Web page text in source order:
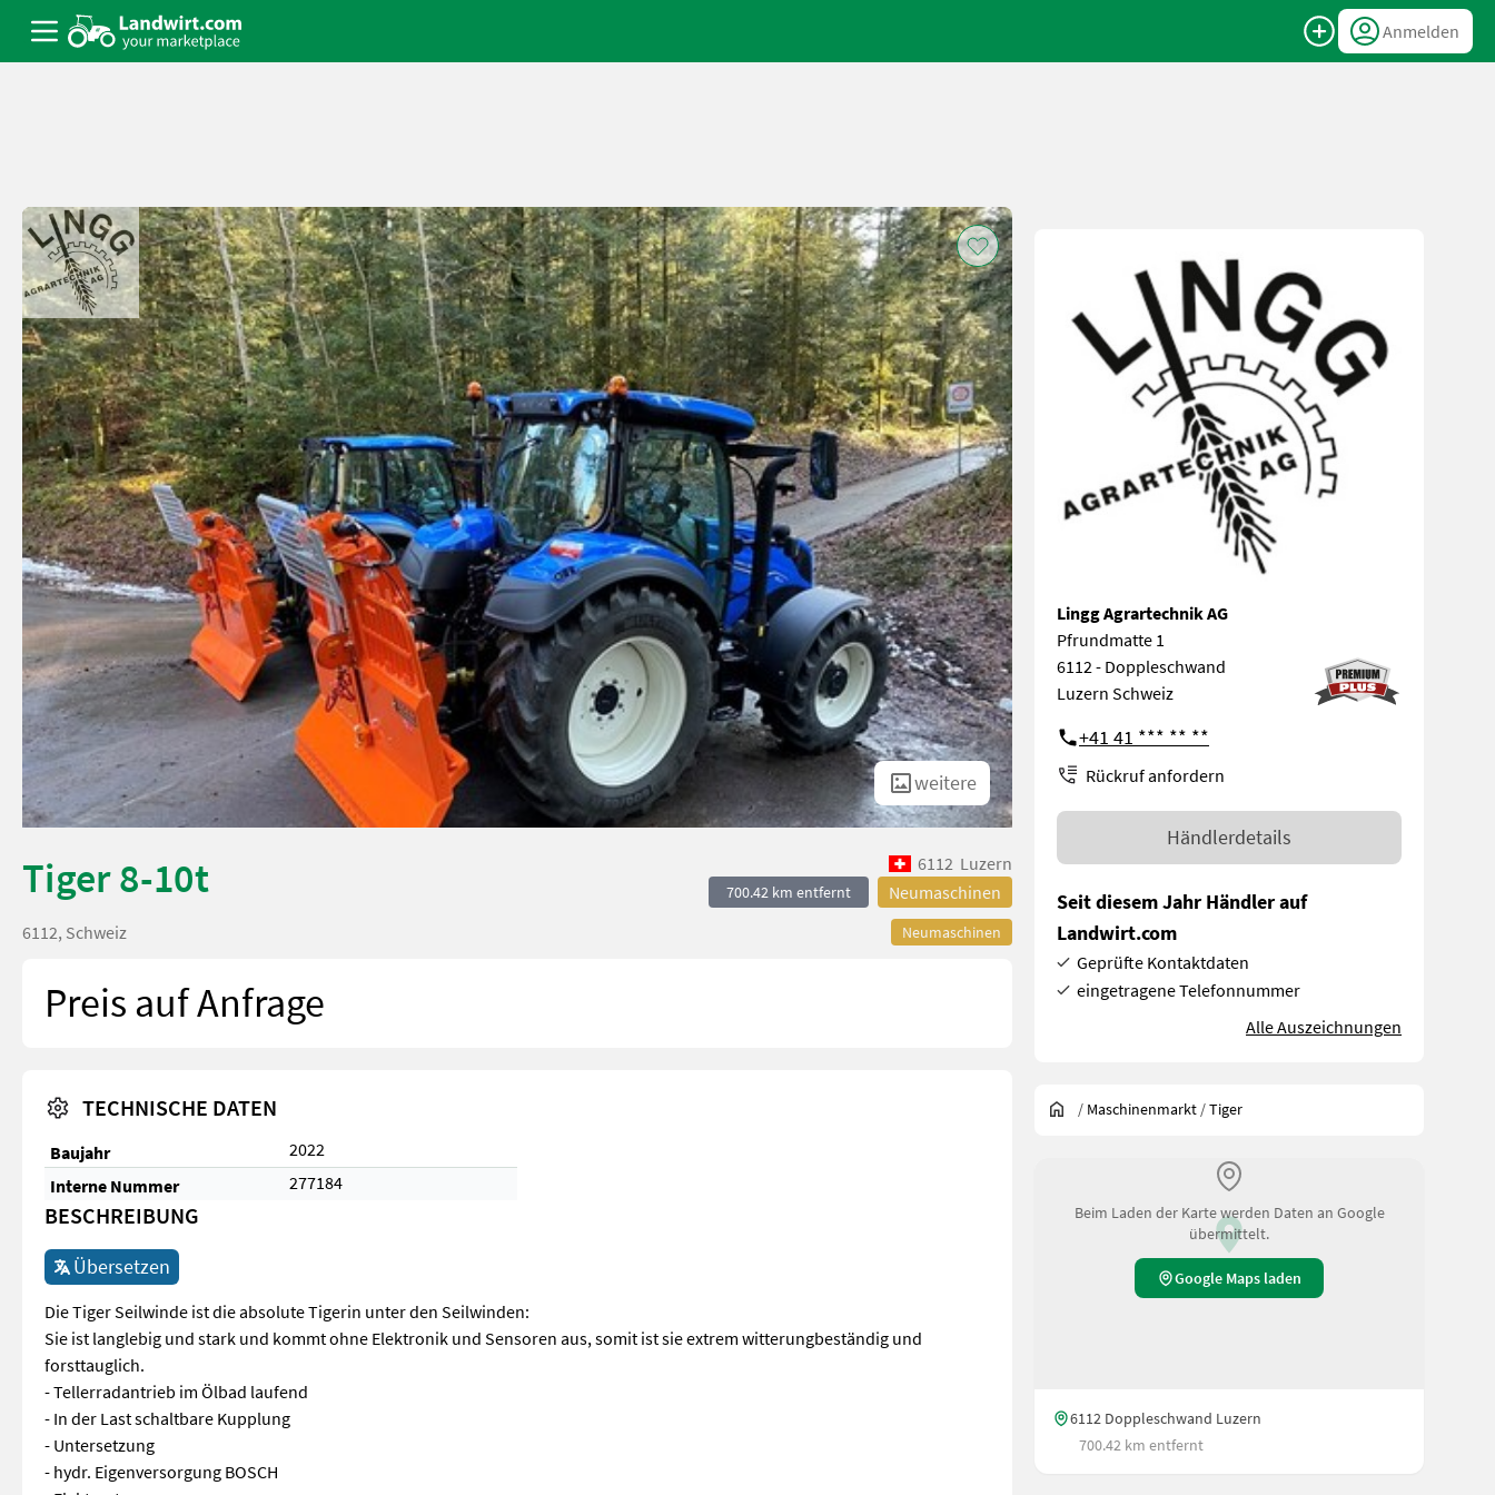
Anmelden
weitere
Tiger 8-10t 6112 Luzern
700.42 km entfernt Neumaschinen
Neumaschinen
6112, Schweiz
Preis auf Anfrage
TECHNISCHE DATEN
Baujahr
2022
Interne Nummer
277184
BESCHREIBUNG
Übersetzen
Die Tiger Seilwinde ist die absolute Tigerin unter den Seilwinden:
Sie ist langlebig und stark und kommt ohne Elektronik und Sensoren aus, somit ist sie extrem witterungbeständig und
forsttauglich.
- Tellerradantrieb im Ölbad laufend
- In der Last schaltbare Kupplung
- Untersetzung
- hydr. Eigenversorgung BOSCH
Lingg Agrartechnik AG
Pfrundmatte 1
6112 - Doppleschwand
Luzern Schweiz
+41 41 *** ** **
Rückruf anfordern
Händlerdetails
Seit diesem Jahr Händler auf
Landwirt.com
Geprüfte Kontaktdaten
eingetragene Telefonnummer
Alle Auszeichnungen
/ Maschinenmarkt /Tiger
Beim Laden der Karte werden Daten an Google
übermittelt.
Google Maps laden
6112 Doppleschwand Luzern
700.42 km entfernt